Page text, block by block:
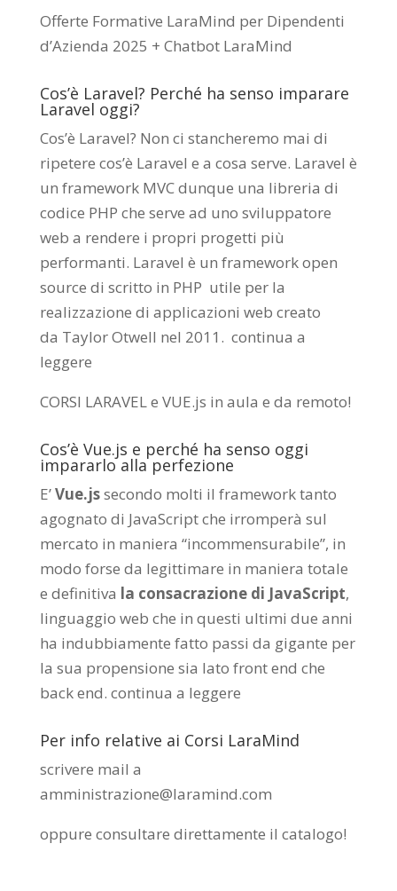
Offerte Formative LaraMind per Dipendenti
d’Azienda 2025 + Chatbot LaraMind
Cos’è Laravel? Perché ha senso imparare
Laravel oggi?
Cos’è Laravel? Non ci stancheremo mai di
ripetere cos’è Laravel e a cosa serve. Laravel è
un framework MVC dunque una libreria di
codice PHP che serve ad uno sviluppatore
web a rendere i propri progetti più
performanti. Laravel è un framework open
source di scritto in PHP utile per la
realizzazione di applicazioni web creato
da Taylor Otwell nel 2011. continua a
leggere
CORSI LARAVEL e VUE.js in aula e da remoto!
Cos’è Vue.js e perché ha senso oggi
impararlo alla perfezione
E’Vue.jssecondo molti il framework tanto
agognato di JavaScript che irromperà sul
mercato in maniera “incommensurabile”, in
modo forse da legittimare in maniera totale
e definitiva la consacrazione di JavaScript,
linguaggio web che in questi ultimi due anni
ha indubbiamente fatto passi da gigante per
la sua propensione sia lato front end che
back end. continua a leggere
Per info relative ai Corsi LaraMind
scrivere mail a
amministrazione@laramind.com
oppure consultare direttamente il catalogo!